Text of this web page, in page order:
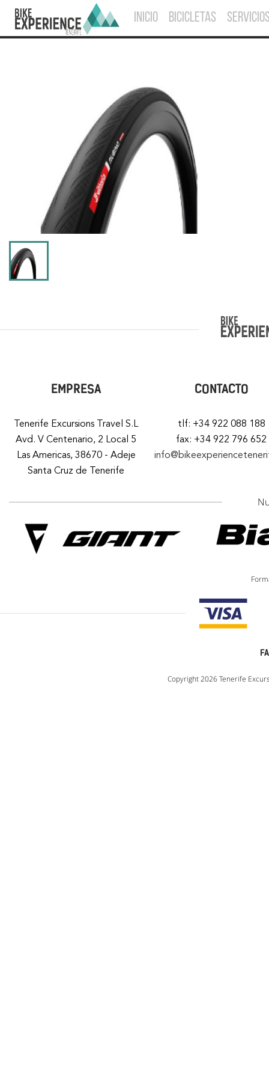
INICIO BICICLETAS
EMPRESA
Tenerife Excursions Travel S.L
Avd. V Centenario, 2 Local 5
Las Americas, 38670 - Adeje
Santa Cruz de Tenerife
CONTACTO
tlf: +34 922 088 188
fax: +34 922 796 652
Copyright 2026 Tenerife